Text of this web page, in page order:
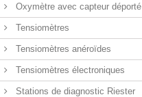
Oxymètre avec capteur déporté
Tensiomètres
Tensiomètres anéroïdes
Tensiomètres électroniques
Stations de diagnostic Riester